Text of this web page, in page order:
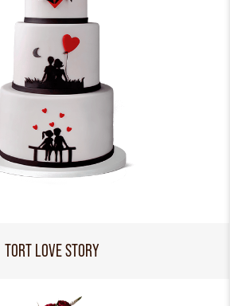
TORT LOVE STORY